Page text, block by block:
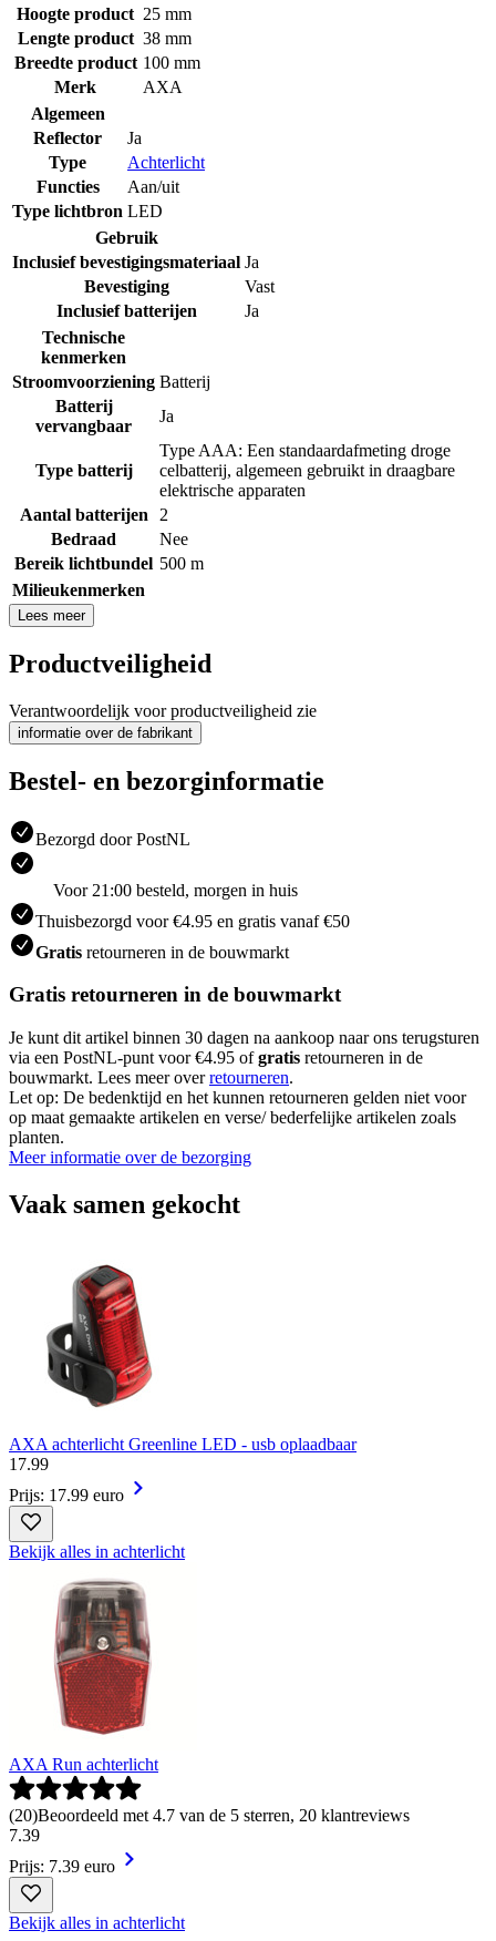
Hoogte product 25 mm
Lengte product 38 mm
Breedte product 100 mm
Merk
AXA
Algemeen
Reflector
Ja
Type
Achterlicht
Functies
Aan/uit
Type lichtbron LED
Gebruik
Inclusief bevestigingsmateriaal Ja
Bevestiging
Vast
Inclusief batterijen
Ja
Technische
kenmerken
Stroomvoorziening Batterij
Batterij
vervangbaar
Ja
Type batterij
Type AAA: Een standaardafmeting droge
celbatterij, algemeen gebruikt in draagbare
elektrische apparaten
Aantal batterijen
2
Bedraad
Nee
Bereik lichtbundel 500 m
Milieukenmerken
Lees meer
Productveiligheid
Verantwoordelijk voor productveiligheid zie
informatie over de fabrikant
Bestel- en bezorginformatie
Bezorgd door PostNL
Voor 21:00 besteld, morgen in huis
Thuisbezorgd voor €4.95 en gratis vanaf €50
Gratis retourneren in de bouwmarkt
Gratis retourneren in de bouwmarkt
Je kunt dit artikel binnen 30 dagen na aankoop naar ons terugsturen
via een PostNL-punt voor €4.95 ofgratis retourneren in de
bouwmarkt. Lees meer overretourneren.
Let op: De bedenktijd en het kunnen retourneren gelden niet voor
op maat gemaakte artikelen en verse/ bederfelijke artikelen zoals
planten.
Meer informatie over de bezorging
Vaak samen gekocht
AXA achterlicht Greenline LED - usb oplaadbaar
17.99
Prijs: 17.99 euro
Bekijk alles in achterlicht
AXA Run achterlicht
(20)Beoordeeld met 4.7 van de 5 sterren, 20 klantreviews
7.39
Prijs: 7.39 euro
Bekijk alles in achterlicht